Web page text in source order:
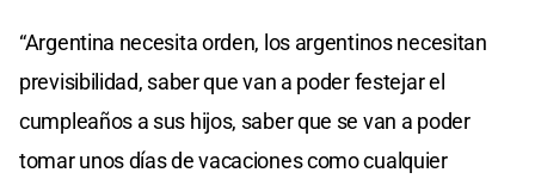
“Argentina necesita orden, los argentinos necesitan
previsibilidad, saber que van a poder festejar el
cumpleaños a sus hijos, saber que se van a poder
tomar unos días de vacaciones como cualquier